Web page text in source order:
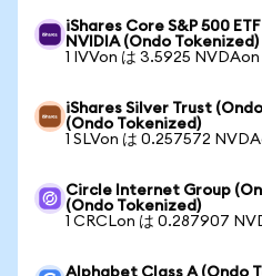
iShares Core S&P 500
NVIDIA (Ondo Tokenized)
1 IVVon は 3.5925 NVDAon
iShares Silver Trust
(Ondo Tokenized)
1 SLVon は 0.257572
Circle Internet Group
(Ondo Tokenized)
1 CRCLon は 0.287907
Alphabet Class A (Ondo